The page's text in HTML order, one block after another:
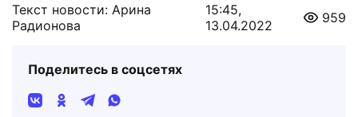
Текст новости: Арина
Радионова
15:45,
13.04.2022
959
Поделитесь в соцсетях